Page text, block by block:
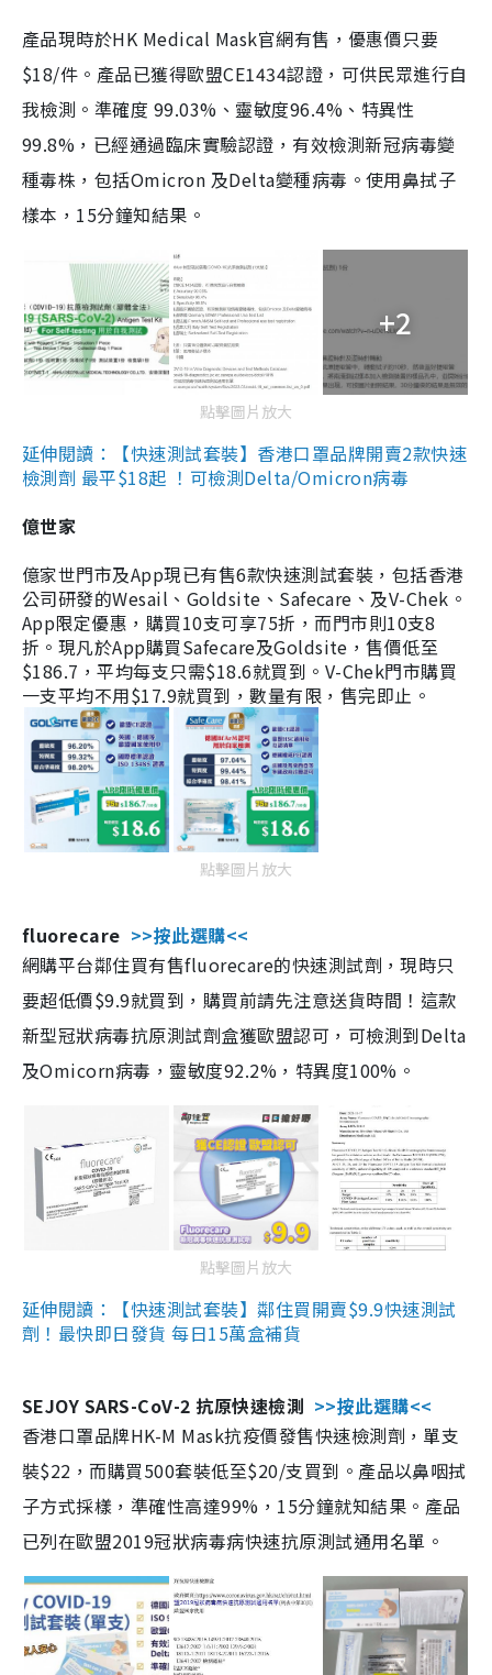
產品現時於HK Medical Mask官網有售，優惠價只要
$18/件。產品已獲得歐盟CE1434認證，可供民眾進行自
我檢測。準確度 99.03%、靈敏度96.4%、特異性
99.8%，已經通過臨床實驗認證，有效檢測新冠病毒變
種毒株，包括Omicron 及Delta變種病毒。使用鼻拭子
樣本，15分鐘知結果。
+2
點擊圖片放大
延伸閱讀：【快速測試套裝】香港口罩品牌開賣2款快速
檢測劑 最平$18起 ！可檢測Delta/Omicron病毒
億世家
億家世門市及App現已有售6款快速測試套裝，包括香港
公司研發的Wesail、Goldsite、Safecare、及V-Chek。
App限定優惠，購買10支可享75折，而門市則10支8
折。現凡於App購買Safecare及Goldsite，售價低至
$186.7，平均每支只需$18.6就買到。V-Chek門市購買
一支平均不用$17.9就買到，數量有限，售完即止。
點擊圖片放大
fluorecare >>按此選購<<
網購平台鄰住買有售fluorecare的快速測試劑，現時只
要超低價$9.9就買到，購買前請先注意送貨時間！這款
新型冠狀病毒抗原測試劑盒獲歐盟認可，可檢測到Delta
及Omicorn病毒，靈敏度92.2%，特異度100%。
點擊圖片放大
延伸閱讀：【快速測試套裝】鄰住買開賣$9.9快速測試
劑！最快即日發貨 每日15萬盒補貨
SEJOY SARS-CoV-2 抗原快速檢測 >>按此選購<<
香港口罩品牌HK-M Mask抗疫價發售快速檢測劑，單支
裝$22，而購買500套裝低至$20/支買到。產品以鼻咽拭
子方式採樣，準確性高達99%，15分鐘就知結果。產品
已列在歐盟2019冠狀病毒病快速抗原測試通用名單。